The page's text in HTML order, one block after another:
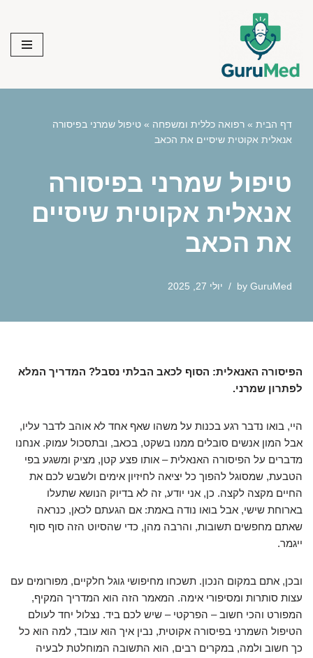
content
דף הבית » רפואה כללית ומשפחה » טיפול שמרני בפיסורה
אנאלית אקוטית שיסיים את הכאב
טיפול שמרני בפיסורה
אנאלית אקוטית שיסיים
את הכאב
by GuruMed יולי 27, 2025
הפיסורה האנאלית: הסוף לכאב הבלתי נסבל? המדריך המלא
לפתרון שמרני.
היי, בואו נדבר רגע בכנות על משהו שאף אחד לא אוהב לדבר עליו,
אבל המון אנשים סובלים ממנו בשקט, בכאב, ובתסכול עמוק. אנחנו
מדברים על הפיסורה האנאלית – אותו פצע קטן, מציק ומשגע בפי
הטבעת, שמסוגל להפוך כל יציאה לחיזיון אימים ולשבש לכם את
החיים מקצה לקצה. כן, אני יודע, זה לא בדיוק הנושא שתעלו
בארוחת שישי, אבל בואו נודה באמת: אם הגעתם לכאן, כנראה
שאתם מחפשים תשובות, והרבה מהן, כדי שהסיוט הזה סוף סוף
ייגמר.
ובכן, אתם במקום הנכון. תשכחו מחיפושי גוגל חלקיים, מפורומים עם
עצות סותרות ומסיפורי אימה. המאמר הזה הוא המדריך המקיף,
המפורט והכי חשוב – הפרקטי – שיש לכם ביד. נצלול יחד לעולם
הטיפול השמרני בפיסורה אקוטית, נבין איך הוא עובד, למה הוא כל
כך חשוב ולמה, במקרים רבים, הוא התשובה המוחלטת לבעיה